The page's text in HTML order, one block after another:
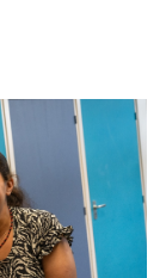
recht hebt